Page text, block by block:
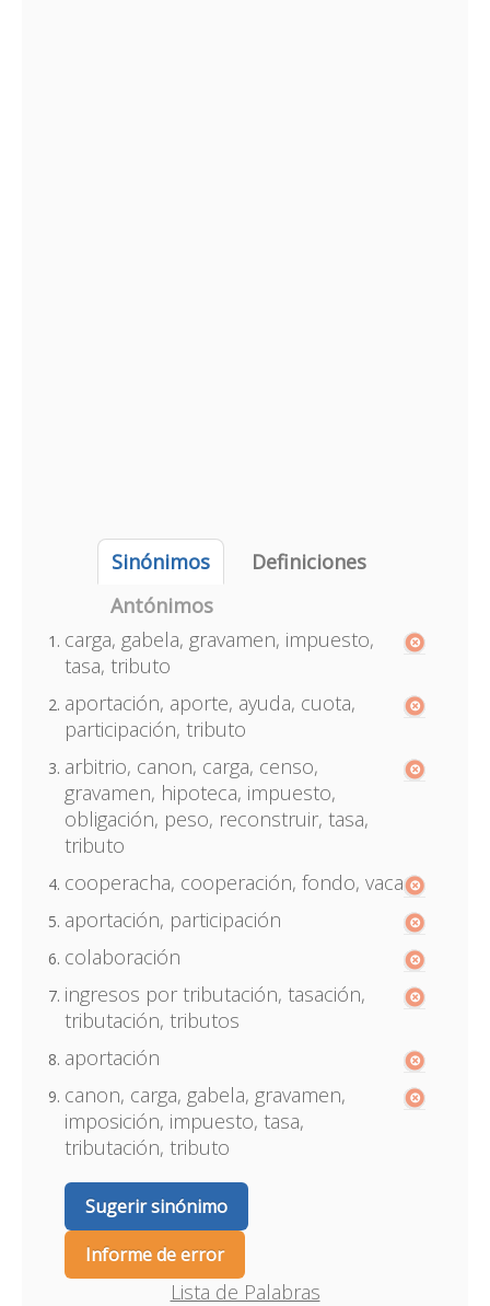
Sinónimos
Definiciones
Antónimos
carga, gabela, gravamen, impuesto,
tasa, tributo
aportación, aporte, ayuda, cuota,
participación, tributo
arbitrio, canon, carga, censo,
gravamen, hipoteca, impuesto,
obligación, peso, reconstruir, tasa,
tributo
cooperacha, cooperación, fondo, vaca
aportación, participación
colaboración
ingresos por tributación, tasación,
tributación, tributos
aportación
canon, carga, gabela, gravamen,
imposición, impuesto, tasa,
tributación, tributo
Sugerir sinónimo
Informe de error
Lista de Palabras